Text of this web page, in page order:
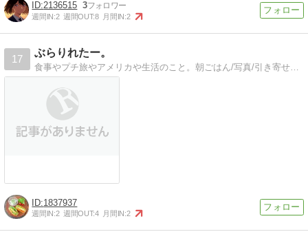
2136515 3
週間IN:2 週間OUT:8 月間IN:2
17
ぶらりれたー。
食事やプチ旅やアメリカや生活のこと。朝ごはん/写真/引き寄せの法則etc.
1837937
週間IN:2 週間OUT:4 月間IN:2